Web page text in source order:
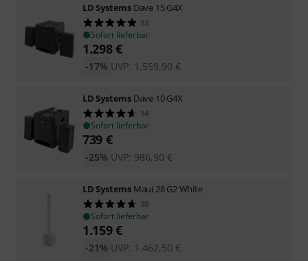
LD Systems Dave 15 G4X
13
Sofort lieferbar
1.298€
UVP: 1.559,90 €
-17%
LD Systems Dave 10 G4X
14
Sofort lieferbar
739 €
UVP: 986,90 €
-25%
LD Systems Maui 28 G2 White
20
Sofort lieferbar
1.159€
UVP: 1.462,50 €
-21%